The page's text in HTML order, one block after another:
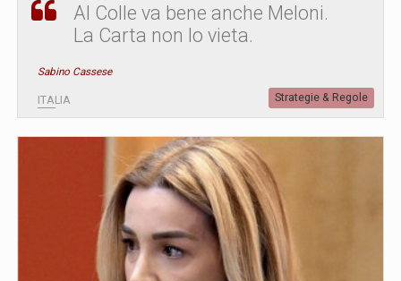
Al Colle va bene anche Meloni.
La Carta non lo vieta.
Sabino Cassese
ITALIA Strategie & Regole